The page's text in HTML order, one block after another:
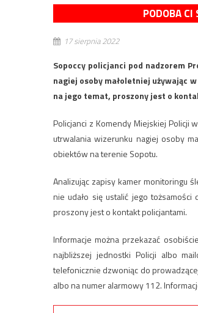
PODOBA CI
17 sierpnia 2022
Sopoccy policjanci pod nadzorem
nagiej osoby małoletniej używając
na jego temat, proszony jest o
Policjanci z Komendy Miejskiej
utrwalania wizerunku nagiej osoby
obiektów na terenie Sopotu.
Analizując zapisy kamer monitoringu
nie udało się ustalić jego
proszony jest o kontakt policjantami.
Informacje można przekazać
najbliższej jednostki Policji albo
telefonicznie dzwoniąc do
albo na numer alarmowy 112.